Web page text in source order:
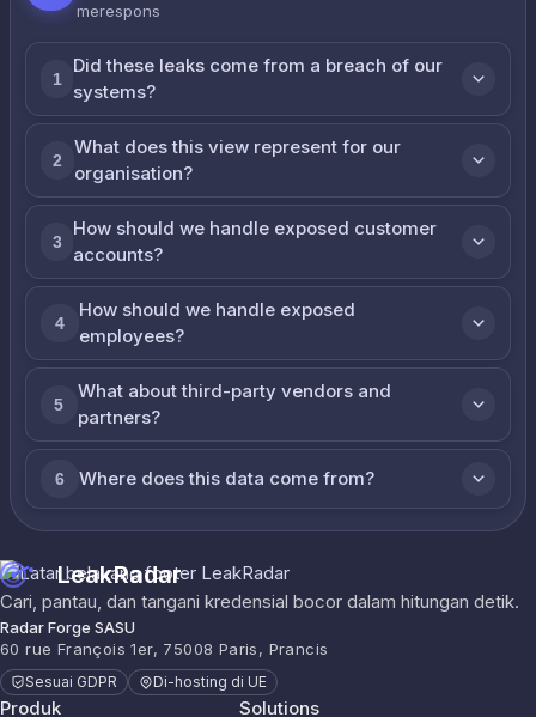
merespons
1
Did these leaks come from a breach of our
systems?
2
What does this view represent for our
organisation?
3
How should we handle exposed customer
accounts?
4
How should we handle exposed
employees?
5
What about third-party vendors and
partners?
6 Where does this data come from?
LeakRadar
Cari, pantau, dan tangani kredensial bocor dalam hitungan detik.
Radar Forge SASU
60 rue François 1er, 75008 Paris, Prancis
Sesuai GDPR Di-hosting di UE
Produk Solutions